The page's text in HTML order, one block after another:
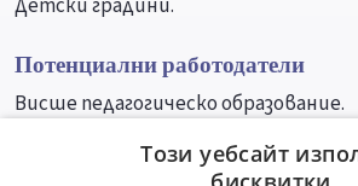
Потенциални работодатели
Висше педагогическо образование.
Университети Специалности
Този уебсайт